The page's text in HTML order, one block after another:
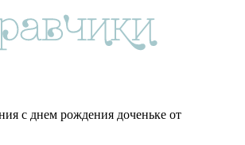
с днем рождения доченьке от